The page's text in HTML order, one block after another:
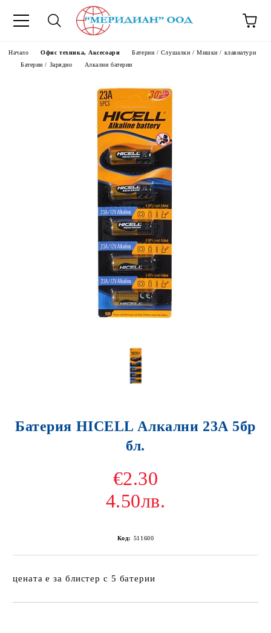
Начало Офис техника, Аксесоари
Батерии / Слушалки / Мишки / клавиатури
Батерии / Зарядно
Алкални батерии
Батерия HICELL Алкални 23А 5бр
бл.
€2.30
4.50лв.
Код: 511600
цената е за блистер с 5 батерии